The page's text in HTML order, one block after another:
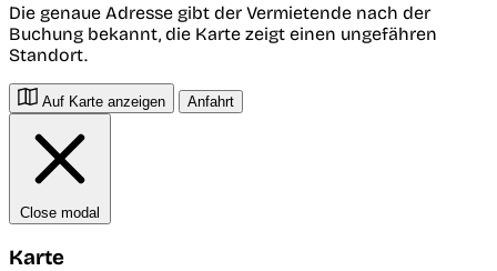
Die genaue Adresse gibt der Vermietende nach der
Buchung bekannt, die Karte zeigt einen ungefähren
Standort.
Auf Karte anzeigen Anfahrt
Close modal
Karte